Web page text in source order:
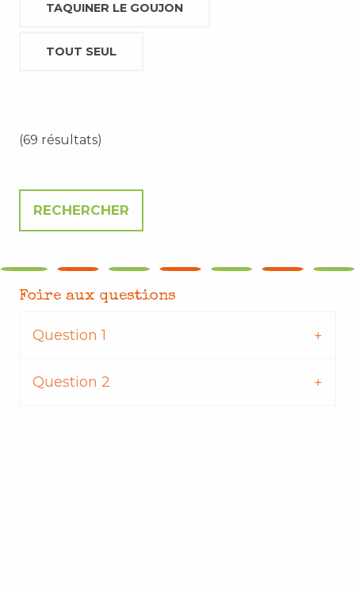
TAQUINER LE GOUJON
TOUT SEUL
(69 résultats)
Foire aux questions
Question 1
Question 2